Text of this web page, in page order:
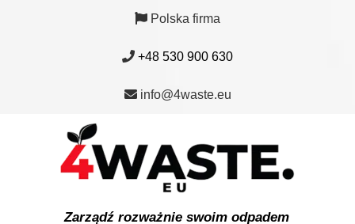
Polska firma
+48 530 900 630
info@4waste.eu
Zarządź rozważnie swoim odpadem